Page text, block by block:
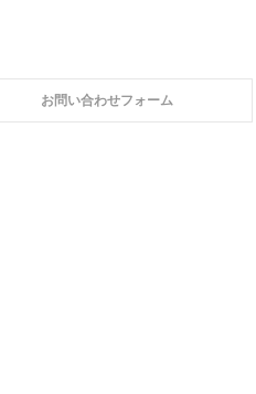
お問い合わせフォーム